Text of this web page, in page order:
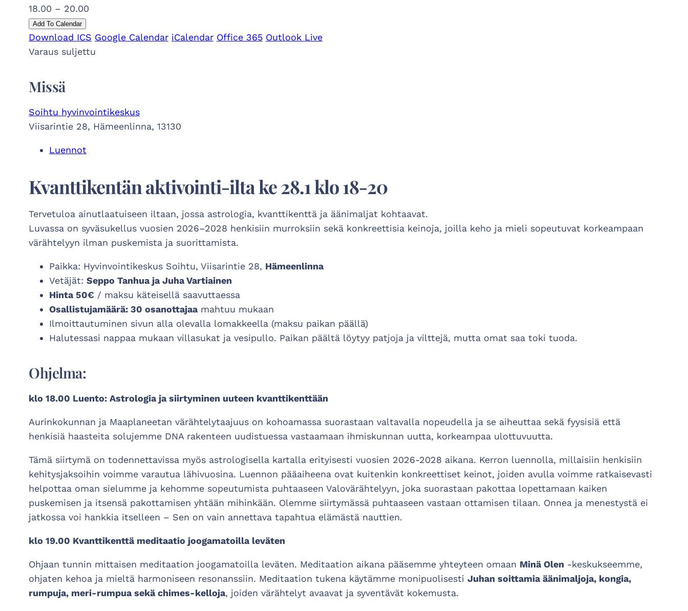
18.00 – 20.00
Add To Calendar
Download ICS Google Calendar iCalendar Office 365 Outlook Live
Varaus suljettu
Missä
Soihtu hyvinvointikeskus
Viisarintie 28, Hämeenlinna, 13130
Luennot
Kvanttikentän aktivointi-ilta ke 28.1 klo 18-20
Tervetuloa ainutlaatuiseen iltaan, jossa astrologia, kvanttikenttä ja äänimaljat kohtaavat.
Luvassa on syväsukellus vuosien 2026–2028 henkisiin murroksiin sekä konkreettisia keinoja, joilla keho ja mieli sopeutuvat korkeampaan
värähtelyyn ilman puskemista ja suorittamista.
Paikka: Hyvinvointikeskus Soihtu, Viisarintie 28, Hämeenlinna
Vetäjät: Seppo Tanhua ja Juha Vartiainen
Hinta 50€ / maksu käteisellä saavuttaessa
Osallistujamäärä: 30 osanottajaamahtuu mukaan
Ilmoittautuminen sivun alla olevalla lomakkeella (maksu paikan päällä)
Halutessasi nappaa mukaan villasukat ja vesipullo. Paikan päältä löytyy patjoja ja vilttejä, mutta omat saa toki tuoda.
Ohjelma:
klo 18.00 Luento: Astrologia ja siirtyminen uuteen kvanttikenttään
Aurinkokunnan ja Maaplaneetan värähtelytaajuus on kohoamassa suorastaan valtavalla nopeudella ja se aiheuttaa sekä fyysisiä että
henkisiä haasteita solujemme DNA rakenteen uudistuessa vastaamaan ihmiskunnan uutta, korkeampaa ulottuvuutta.
Tämä siirtymä on todennettavissa myös astrologisella kartalla erityisesti vuosien 2026-2028 aikana. Kerron luennolla, millaisiin henkisiin
kehitysjaksoihin voimme varautua lähivuosina. Luennon pääaiheena ovat kuitenkin konkreettiset keinot, joiden avulla voimme ratkaisevasti
helpottaa oman sielumme ja kehomme sopeutumista puhtaaseen Valovärähtelyyn, joka suorastaan pakottaa lopettamaan kaiken
puskemisen ja itsensä pakottamisen yhtään mihinkään. Olemme siirtymässä puhtaaseen vastaan ottamisen tilaan. Onnea ja menestystä ei
jatkossa voi hankkia itselleen – Sen on vain annettava tapahtua elämästä nauttien.
klo 19.00 Kvanttikenttä meditaatio joogamatoilla leväten
Ohjaan tunnin mittaisen meditaation joogamatoilla leväten. Meditaation aikana pääsemme yhteyteen omaan Minä Olen -keskukseemme,
ohjaten kehoa ja mieltä harmoniseen resonanssiin. Meditaation tukena käytämme monipuolisesti Juhan soittamia äänimaljoja, kongia,
rumpuja, meri-rumpua sekä chimes-kelloja, joiden värähtelyt avaavat ja syventävät kokemusta.